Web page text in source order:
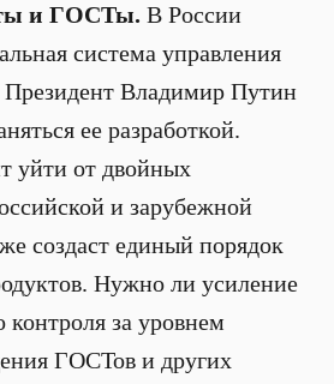
и ГОСТы. В России
система управления
Владимир Путин
ее разработкой.
уйти от двойных
и зарубежной
создаст единый порядок
Нужно ли усиление
контроля за уровнем
ГОСТов и других